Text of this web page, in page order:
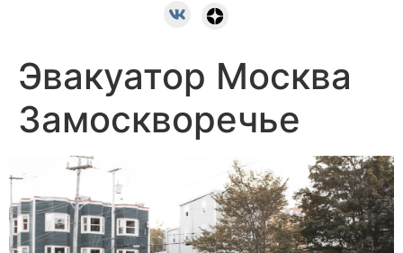
Эвакуатор Москва
Замоскворечье